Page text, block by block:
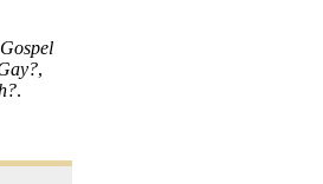
Gospel
,
.